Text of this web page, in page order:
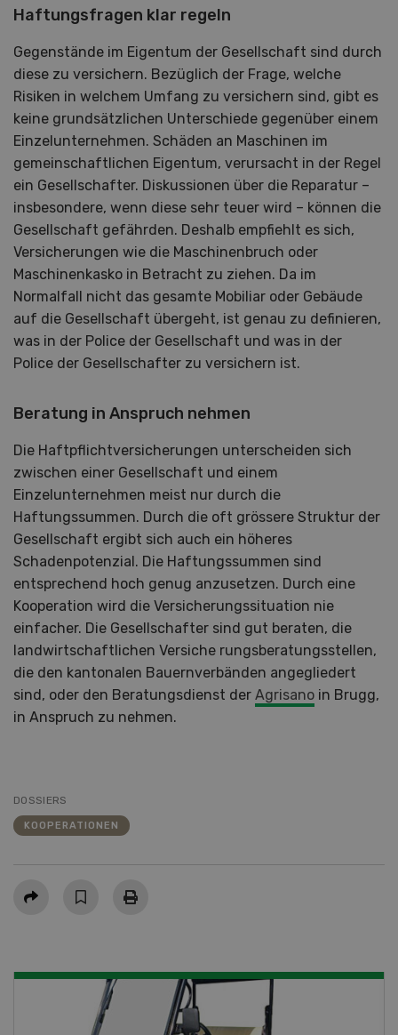
Haftungsfragen klar regeln
Gegenstände im Eigentum der Gesellschaft sind durch
diese zu versichern. Bezüglich der Frage, welche
Risiken in welchem Umfang zu versichern sind, gibt es
keine grundsätzlichen Unterschiede gegenüber einem
Einzelunternehmen. Schäden an Maschinen im
gemeinschaftlichen Eigentum, verursacht in der Regel
ein Gesellschafter. Diskussionen über die Reparatur –
insbesondere, wenn diese sehr teuer wird – können die
Gesellschaft gefährden. Deshalb empfiehlt es sich,
Versicherungen wie die Maschinenbruch oder
Maschinenkasko in Betracht zu ziehen. Da im
Normalfall nicht das gesamte Mobiliar oder Gebäude
auf die Gesellschaft übergeht, ist genau zu definieren,
was in der Police der Gesellschaft und was in der
Police der Gesellschafter zu versichern ist.
Beratung in Anspruch nehmen
Die Haftpflichtversicherungen unterscheiden sich
zwischen einer Gesellschaft und einem
Einzelunternehmen meist nur durch die
Haftungssummen. Durch die oft grössere Struktur der
Gesellschaft ergibt sich auch ein höheres
Schadenpotenzial. Die Haftungssummen sind
entsprechend hoch genug anzusetzen. Durch eine
Kooperation wird die Versicherungssituation nie
einfacher. Die Gesellschafter sind gut beraten, die
landwirtschaftlichen Versiche rungsberatungsstellen,
die den kantonalen Bauernverbänden angegliedert
sind, oder den Beratungsdienst der Agrisano in Brugg,
in Anspruch zu nehmen.
DOSSIERS
KOOPERATIONEN
Teilen